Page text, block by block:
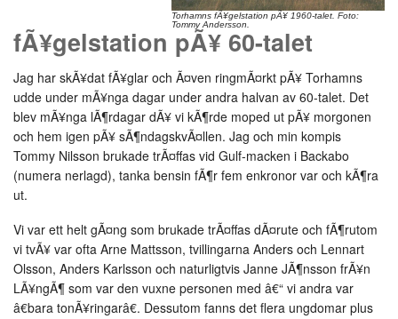
Torhamns fÃ¥gelstation pÃ¥ 1960-talet. Foto:
Tommy Andersson.
fÃ¥gelstation pÃ¥ 60-talet
Jag har skÃ¥dat fÃ¥glar och Ã¤ven ringmÃ¤rkt pÃ¥ Torhamns
udde under mÃ¥nga dagar under andra halvan av 60-talet. Det
blev mÃ¥nga lÃ¶rdagar dÃ¥ vi kÃ¶rde moped ut pÃ¥ morgonen
och hem igen pÃ¥ sÃ¶ndagskvÃ¤llen. Jag och min kompis
Tommy Nilsson brukade trÃ¤ffas vid Gulf-macken i Backabo
(numera nerlagd), tanka bensin fÃ¶r fem enkronor var och kÃ¶ra
ut.
Vi var ett helt gÃ¤ng som brukade trÃ¤ffas dÃ¤rute och fÃ¶rutom
vi tvÃ¥ var ofta Arne Mattsson, tvillingarna Anders och Lennart
Olsson, Anders Karlsson och naturligtvis Janne JÃ¶nsson frÃ¥n
LÃ¥ngÃ¶ som var den vuxne personen med â€“ vi andra var
â€bara tonÃ¥ringarâ€. Dessutom fanns det flera ungdomar plus